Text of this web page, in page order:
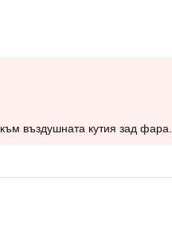
въздушната кутия зад фара.